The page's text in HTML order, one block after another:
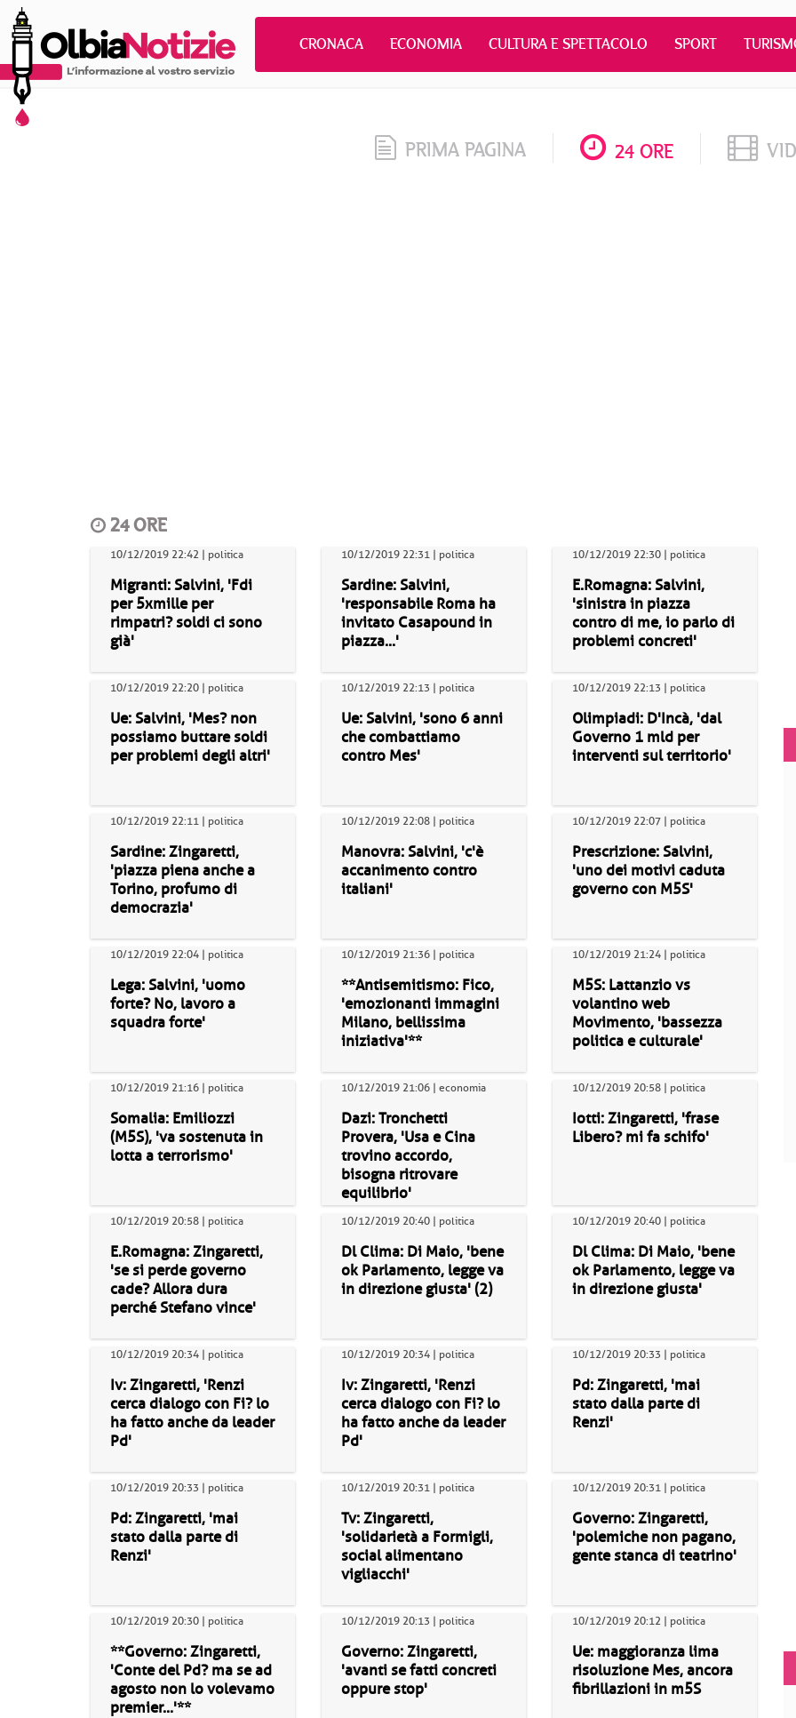
CRONACA ECONOMIA CULTURA E SPETTACOLO SPORT
PRIMA PAGINA 24 ORE
24 ORE
10/12/2019 22:42 | politica
Migranti: Salvini, 'Fdi
per 5xmille per
rimpatri? soldi ci sono
già'
10/12/2019 22:31 | politica
Sardine: Salvini,
'responsabile Roma ha
invitato Casapound in
piazza...'
10/12/2019 22:30 | politica
E.Romagna: Salvini,
'sinistra in piazza
contro di me, io parlo di
problemi concreti'
10/12/2019 22:20 | politica
Ue: Salvini, 'Mes? non
possiamo buttare soldi
per problemi degli altri'
10/12/2019 22:13 | politica
Ue: Salvini, 'sono 6 anni
che combattiamo
contro Mes'
10/12/2019 22:13 | politica
Olimpiadi: D'Incà, 'dal
Governo 1 mld per
interventi sul territorio'
10/12/2019 22:11 | politica
Sardine: Zingaretti,
'piazza piena anche a
Torino, profumo di
democrazia'
10/12/2019 22:08 | politica
Manovra: Salvini, 'c'è
accanimento contro
italiani'
10/12/2019 22:07 | politica
Prescrizione: Salvini,
'uno dei motivi caduta
governo con M5S'
10/12/2019 22:04 | politica
Lega: Salvini, 'uomo
forte? No, lavoro a
squadra forte'
10/12/2019 21:36 | politica
**Antisemitismo: Fico,
'emozionanti immagini
Milano, bellissima
iniziativa'**
10/12/2019 21:24 | politica
M5S: Lattanzio vs
volantino web
Movimento, 'bassezza
politica e culturale'
10/12/2019 21:16 | politica
Somalia: Emiliozzi
(M5S), 'va sostenuta in
lotta a terrorismo'
10/12/2019 21:06 | economia
Dazi: Tronchetti
Provera, 'Usa e Cina
trovino accordo,
bisogna ritrovare
equilibrio'
10/12/2019 20:58 | politica
Iotti: Zingaretti, 'frase
Libero? mi fa schifo'
10/12/2019 20:58 | politica
E.Romagna: Zingaretti,
'se si perde governo
cade? Allora dura
perché Stefano vince'
10/12/2019 20:40 | politica
Dl Clima: Di Maio, 'bene
ok Parlamento, legge va
in direzione giusta' (2)
10/12/2019 20:40 | politica
Dl Clima: Di Maio, 'bene
ok Parlamento, legge va
in direzione giusta'
10/12/2019 20:34 | politica
Iv: Zingaretti, 'Renzi
cerca dialogo con Fi? lo
ha fatto anche da leader
Pd'
10/12/2019 20:34 | politica
Iv: Zingaretti, 'Renzi
cerca dialogo con Fi? lo
ha fatto anche da leader
Pd'
10/12/2019 20:33 | politica
Pd: Zingaretti, 'mai
stato dalla parte di
Renzi'
10/12/2019 20:33 | politica
Pd: Zingaretti, 'mai
stato dalla parte di
Renzi'
10/12/2019 20:31 | politica
Tv: Zingaretti,
'solidarietà a Formigli,
social alimentano
vigliacchi'
10/12/2019 20:31 | politica
Governo: Zingaretti,
'polemiche non pagano,
gente stanca di teatrino'
10/12/2019 20:30 | politica
**Governo: Zingaretti,
'Conte del Pd? ma se ad
agosto non lo volevamo
premier...'**
10/12/2019 20:13 | politica
Governo: Zingaretti,
'avanti se fatti concreti
oppure stop'
10/12/2019 20:12 | politica
Ue: maggioranza lima
risoluzione Mes, ancora
fibrillazioni in m5S